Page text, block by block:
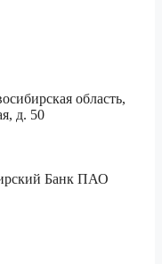
область,
д. 50
Банк ПАО